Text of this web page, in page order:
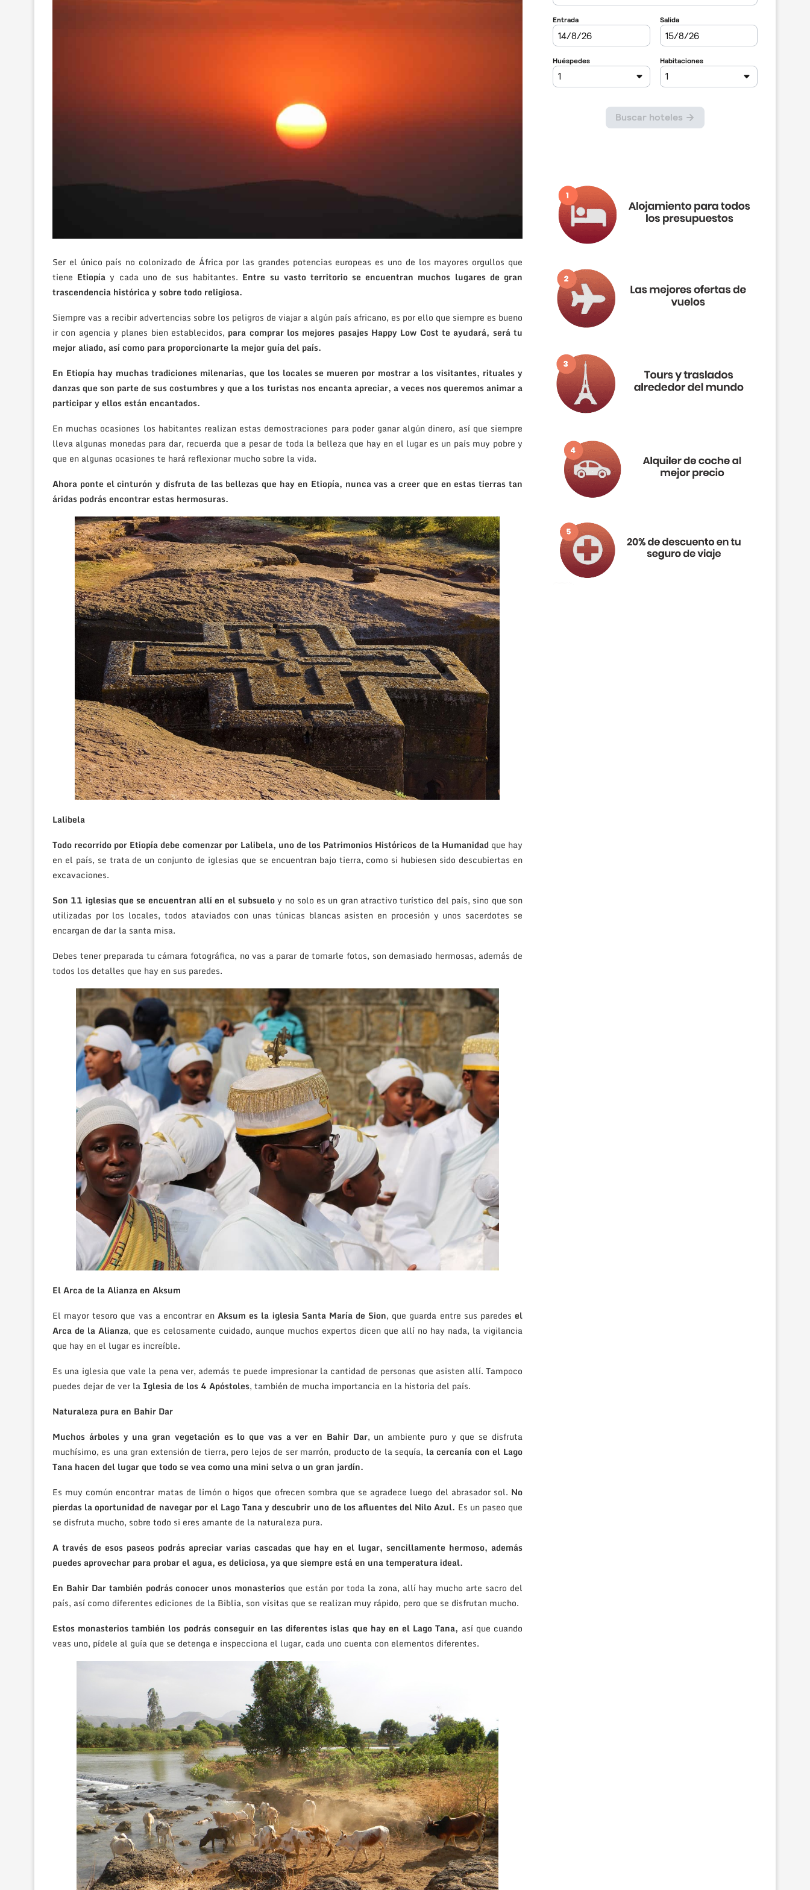
Ser el único país no colonizado de África por las grandes potencias europeas es uno de los mayores orgullos que
tiene Etiopíay cada uno de sus habitantes. Entre su vasto territorio se encuentran muchos lugares de gran
trascendencia histórica y sobre todo religiosa.
Siempre vas a recibir advertencias sobre los peligros de viajar a algún país africano, es por ello que siempre es bueno
ir con agencia y planes bien establecidos, para comprar los mejores pasajes Happy Low Cost te ayudará, será tu
mejor aliado, así como para proporcionarte la mejor guía del país.
En Etiopía hay muchas tradiciones milenarias, que los locales se mueren por mostrar a los visitantes, rituales y
danzas que son parte de sus costumbres y que a los turistas nos encanta apreciar, a veces nos queremos animar a
participar y ellos están encantados.
En muchas ocasiones los habitantes realizan estas demostraciones para poder ganar algún dinero, así que siempre
lleva algunas monedas para dar, recuerda que a pesar de toda la belleza que hay en el lugar es un país muy pobre y
que en algunas ocasiones te hará reflexionar mucho sobre la vida.
Ahora ponte el cinturón y disfruta de las bellezas que hay en Etiopía, nunca vas a creer que en estas tierras tan
áridas podrás encontrar estas hermosuras.
Lalibela
Todo recorrido por Etiopía debe comenzar por Lalibela, uno de los Patrimonios Históricos de la Humanidadque hay
en el país, se trata de un conjunto de iglesias que se encuentran bajo tierra, como si hubiesen sido descubiertas en
excavaciones.
Son 11 iglesias que se encuentran allí en el subsueloy no solo es un gran atractivo turístico del país, sino que son
utilizadas por los locales, todos ataviados con unas túnicas blancas asisten en procesión y unos sacerdotes se
encargan de dar la santa misa.
Debes tener preparada tu cámara fotográfica, no vas a parar de tomarle fotos, son demasiado hermosas, además de
todos los detalles que hay en sus paredes.
El Arca de la Alianza en Aksum
El mayor tesoro que vas a encontrar enAksum es la iglesia Santa María de Sion, que guarda entre sus paredes el
Arca de la Alianza, que es celosamente cuidado, aunque muchos expertos dicen que allí no hay nada, la vigilancia
que hay en el lugar es increíble.
Es una iglesia que vale la pena ver, además te puede impresionar la cantidad de personas que asisten allí. Tampoco
puedes dejar de ver la Iglesia de los 4 Apóstoles, también de mucha importancia en la historia del país.
Naturaleza pura en Bahir Dar
Muchos árboles y una gran vegetación es lo que vas a ver en Bahir Dar, un ambiente puro y que se disfruta
muchísimo, es una gran extensión de tierra, pero lejos de ser marrón, producto de la sequía, la cercanía con el Lago
Tana hacen del lugar que todo se vea como una mini selva o un gran jardín.
Es muy común encontrar matas de limón o higos que ofrecen sombra que se agradece luego del abrasador sol. No
pierdas la oportunidad de navegar por el Lago Tana y descubrir uno de los afluentes del Nilo Azul. Es un paseo que
se disfruta mucho, sobre todo si eres amante de la naturaleza pura.
A través de esos paseos podrás apreciar varias cascadas que hay en el lugar, sencillamente hermoso, además
puedes aprovechar para probar el agua, es deliciosa, ya que siempre está en una temperatura ideal.
En Bahir Dar también podrás conocer unos monasterios que están por toda la zona, allí hay mucho arte sacro del
país, así como diferentes ediciones de la Biblia, son visitas que se realizan muy rápido, pero que se disfrutan mucho.
Estos monasterios también los podrás conseguir en las diferentes islas que hay en el Lago Tana, así que cuando
veas uno, pídele al guía que se detenga e inspecciona el lugar, cada uno cuenta con elementos diferentes.